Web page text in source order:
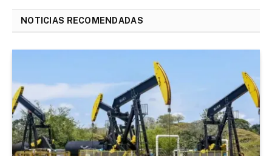
NOTICIAS RECOMENDADAS